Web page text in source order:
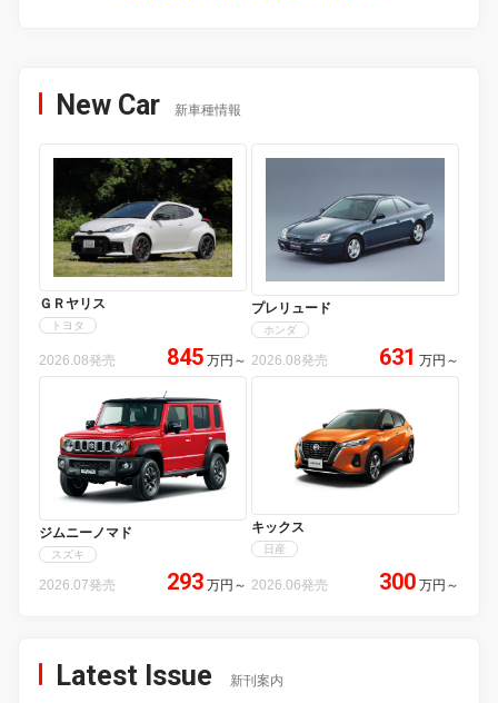
New Car 新車種情報
ＧＲヤリス
トヨタ
2026.08発売 845 万円 ～
プレリュード
ホンダ
2026.08発売 631 万円 ～
ジムニーノマド
スズキ
2026.07発売 293 万円 ～
キックス
日産
2026.06発売 300 万円 ～
Latest Issue 新刊案内